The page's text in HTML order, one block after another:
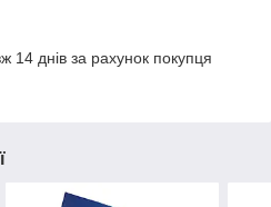
14 днів за рахунок покупця